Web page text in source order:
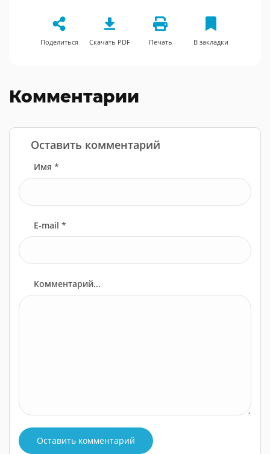
Поделиться Скачать PDF Печать В закладки
Комментарии
Оставить комментарий
Имя *
E-mail *
Комментарий...
Оставить комментарий